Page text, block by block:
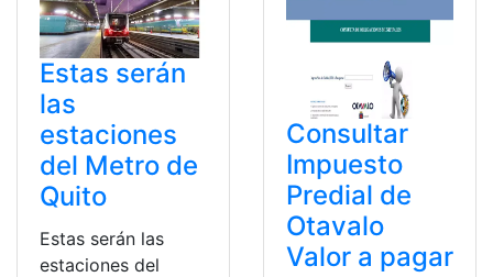
Estas serán
las
estaciones
del Metro de
Quito
Estas serán las
estaciones del
Consultar
Impuesto
Predial de
Otavalo
Valor a pagar